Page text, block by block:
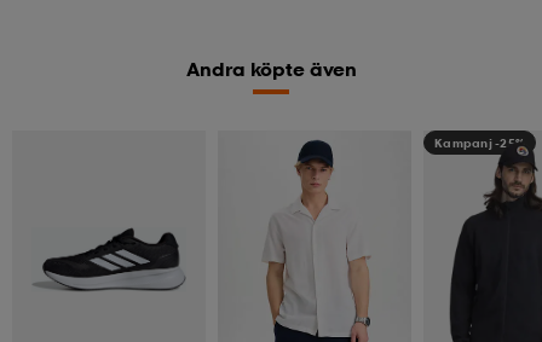
Andra köpte även
Kampanj -25%